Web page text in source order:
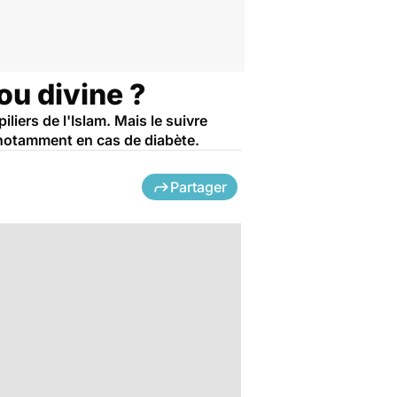
divine ?
de l'Islam. Mais le suivre
en cas de diabète.
Partager